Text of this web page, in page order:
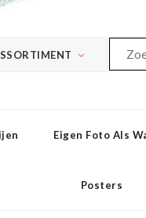
Eigen Foto Als
Posters